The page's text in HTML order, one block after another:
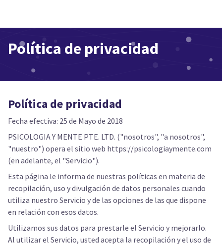
Política de privacidad
Política de privacidad
Fecha efectiva: 25 de Mayo de 2018
PSICOLOGIA Y MENTE PTE. LTD. ("nosotros", "a nosotros",
"nuestro") opera el sitio web https://psicologiaymente.com
(en adelante, el "Servicio").
Esta página le informa de nuestras políticas en materia de
recopilación, uso y divulgación de datos personales cuando
utiliza nuestro Servicio y de las opciones de las que dispone
en relación con esos datos.
Utilizamos sus datos para prestarle el Servicio y mejorarlo.
Al utilizar el Servicio, usted acepta la recopilación y el uso de